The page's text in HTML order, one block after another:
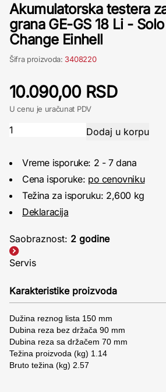
Akumulatorska testera
grana GE-GS 18 Li -
Change Einhell
Šifra proizvoda: 3408220
10.090,00 RSD
U cenu je uračunat PDV
Vreme isporuke: 2 - 7 dana
Cena isporuke: po cenovniku
Težina za isporuku: 2,600 kg
Deklaracija
Saobraznost: 2 godine
Servis
Karakteristike proizvoda
Dužina reznog lista 150 mm
Dubina reza bez držača 90 mm
Dubina reza sa držačem 70 mm
Težina proizvoda (kg) 1.14
Bruto težina (kg) 2.57